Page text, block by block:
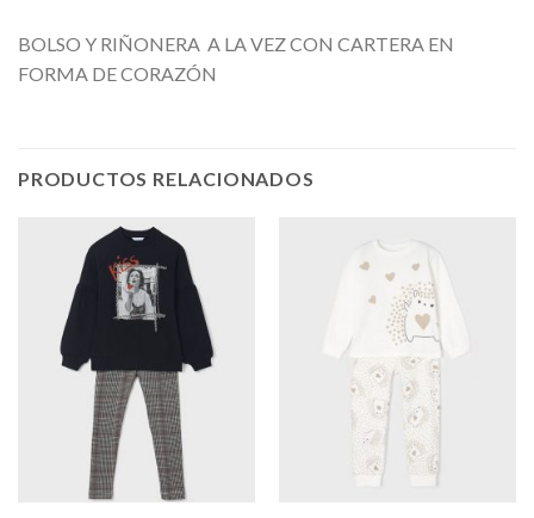
BOLSO Y RIÑONERA A LA VEZ CON CARTERA EN
FORMA DE CORAZÓN
PRODUCTOS RELACIONADOS